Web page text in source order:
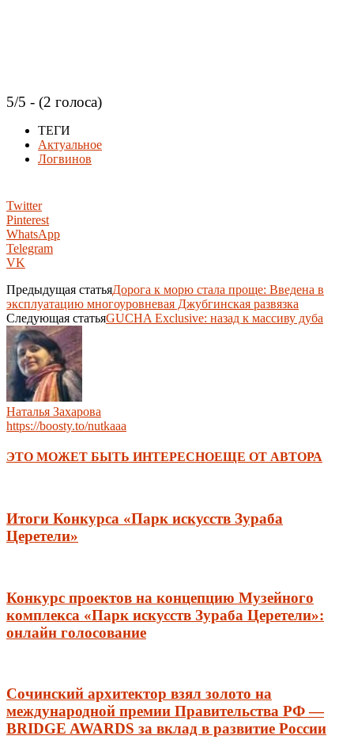
5/5 - (2 голоса)
ТЕГИ
Актуальное
Логвинов
Twitter
Pinterest
WhatsApp
Telegram
VK
Предыдущая статьяДорога к морю стала проще: Введена в
эксплуатацию многоуровневая Джубгинская развязка
Следующая статьяGUCHA Exclusive: назад к массиву дуба
Наталья Захарова
https://boosty.to/nutkaaa
ЭТО МОЖЕТ БЫТЬ ИНТЕРЕСНОЕЩЕ ОТ АВТОРА
Итоги Конкурса «Парк искусств Зураба
Церетели»
Конкурс проектов на концепцию Музейного
комплекса «Парк искусств Зураба Церетели»:
онлайн голосование
Сочинский архитектор взял золото на
международной премии Правительства РФ —
BRIDGE AWARDS за вклад в развитие России